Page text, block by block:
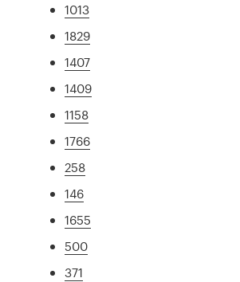
1013
1829
1407
1409
1158
1766
258
146
1655
500
371